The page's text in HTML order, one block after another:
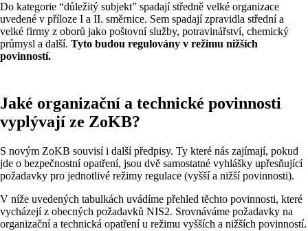
Do kategorie “důležitý subjekt” spadají středně velké organizace
uvedené v příloze I a II. směrnice. Sem spadají zpravidla střední a
velké firmy z oborů jako poštovní služby, potravinářství, chemický
průmysl a další. Tyto budou regulovány v režimu nižších
povinností.
Jaké organizační a technické povinnosti
vyplývají ze ZoKB?
S novým ZoKB souvisí i další předpisy. Ty které nás zajímají, pokud
jde o bezpečnostní opatření, jsou dvě samostatné vyhlášky upřesňující
požadavky pro jednotlivé režimy regulace (vyšší a nižší povinnosti).
V níže uvedených tabulkách uvádíme přehled těchto povinnosti, které
vycházejí z obecných požadavků NIS2. Srovnáváme požadavky na
organizační a technická opatření u režimu vyšších a nižších povinností.